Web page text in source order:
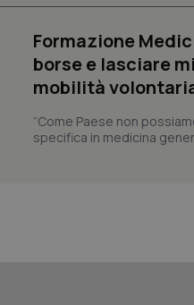
Formazione
borse e lasciare
mobilità
“Come Paese non
specifica in medicina
Nome